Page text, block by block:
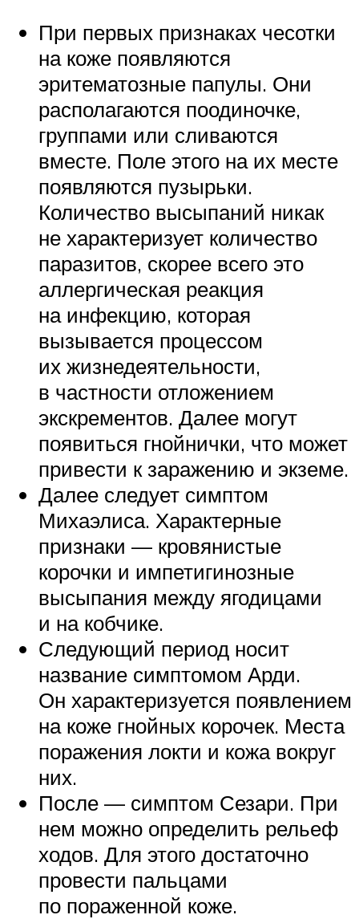
При первых признаках чесотки
на коже появляются
эритематозные папулы. Они
располагаются поодиночке,
группами или сливаются
вместе. Поле этого на их месте
появляются пузырьки.
Количество высыпаний никак
не характеризует количество
паразитов, скорее всего это
аллергическая реакция
на инфекцию, которая
вызывается процессом
их жизнедеятельности,
в частности отложением
экскрементов. Далее могут
появиться гнойнички, что может
привести к заражению и экземе.
Далее следует симптом
Михаэлиса. Характерные
признаки — кровянистые
корочки и импетигинозные
высыпания между ягодицами
и на кобчике.
Следующий период носит
название симптомом Арди.
Он характеризуется появлением
на коже гнойных корочек. Места
поражения локти и кожа вокруг
них.
После — симптом Сезари. При
нем можно определить рельеф
ходов. Для этого достаточно
провести пальцами
по пораженной коже.